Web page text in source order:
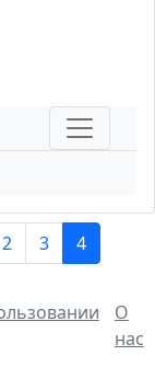
2 3 4
О
нас